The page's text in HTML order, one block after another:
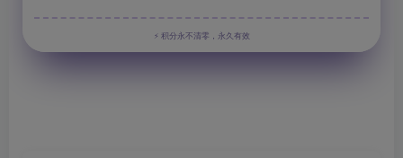
⚡ 积分永不清零，永久有效